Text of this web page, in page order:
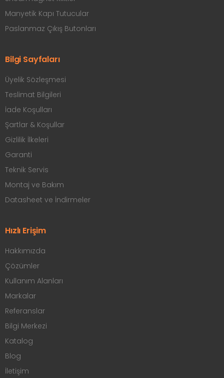
Manyetik Kapı Tutucular
Paslanmaz Çıkış Butonları
Bilgi Sayfaları
Üyelik Sözleşmesi
Teslimat Bilgileri
İade Koşulları
Şartlar & Koşullar
Gizlilik İlkeleri
Garanti
Teknik Servis
Montaj ve Bakım
Datasheet ve İndirmeler
Hızlı Erişim
Hakkımızda
Çözümler
Kullanım Alanları
Markalar
Referanslar
Bilgi Merkezi
Katalog
Blog
İletişim